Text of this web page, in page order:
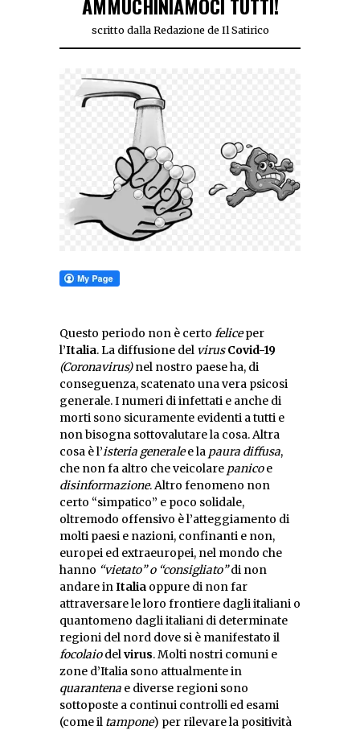
scritto dalla Redazione de Il Satirico
Questo periodo non è certo feliceper
l’Italia. La diffusione del virus Covid-19
(Coronavirus)nel nostro paese ha, di
conseguenza, scatenato una vera psicosi
generale. I numeri di infettati e anche di
morti sono sicuramente evidenti a tutti e
non bisogna sottovalutare la cosa. Altra
cosa è l’isteria generalee la paura diffusa,
che non fa altro che veicolare panicoe
disinformazione. Altro fenomeno non
certo “simpatico” e poco solidale,
oltremodo offensivo è l’atteggiamento di
molti paesi e nazioni, confinanti e non,
europei ed extraeuropei, nel mondo che
hanno “vietato” o “consigliato”di non
andare inItalia oppure di non far
attraversare le loro frontiere dagli italiani o
quantomeno dagli italiani di determinate
regioni del nord dove si è manifestato il
focolaiodelvirus. Molti nostri comuni e
zone d’Italia sono attualmente in
quarantena e diverse regioni sono
sottoposte a continui controlli ed esami
(come il tampone) per rilevare la positività